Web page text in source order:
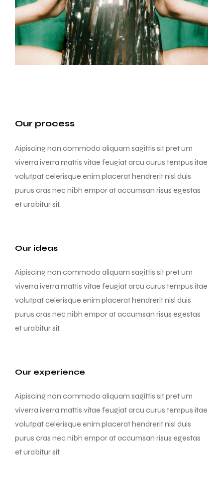
Our process
Aipiscing non commodo aliquam sagittis sit pret um
viverra iverra mattis vitae feugiat arcu curus tempus itae
volutpat celerisque enim placerat hendrerit nisl duis
purus cras nec nibh empor at accumsan risus egestas
et urabitur sit.
Our ideas
Aipiscing non commodo aliquam sagittis sit pret um
viverra iverra mattis vitae feugiat arcu curus tempus itae
volutpat celerisque enim placerat hendrerit nisl duis
purus cras nec nibh empor at accumsan risus egestas
et urabitur sit.
Our experience
Aipiscing non commodo aliquam sagittis sit pret um
viverra iverra mattis vitae feugiat arcu curus tempus itae
volutpat celerisque enim placerat hendrerit nisl duis
purus cras nec nibh empor at accumsan risus egestas
et urabitur sit.